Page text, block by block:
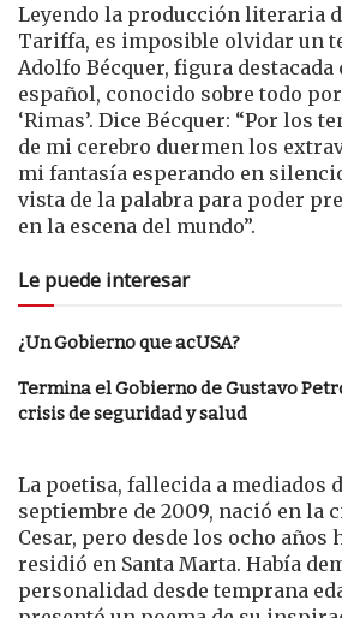
Leyendo la producción literaria
Tariffa, es imposible olvidar un
Adolfo Bécquer, figura
español, conocido sobre todo
‘Rimas’. Dice Bécquer: “Por los
de mi cerebro duermen los
mi fantasía esperando en
vista de la palabra para poder
en la escena del mundo”.
Le puede interesar
¿Un Gobierno que acUSA?
Termina el Gobierno de Gustavo
crisis de seguridad y salud
La poetisa, fallecida a mediados
septiembre de 2009, nació en la
Cesar, pero desde los ocho años
residió en Santa Marta. Había
personalidad desde temprana